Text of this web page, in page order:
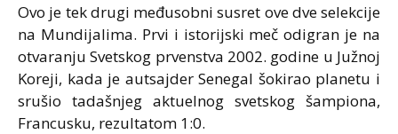
Ovo je tek drugi međusobni susret ove dve selekcije
na Mundijalima. Prvi i istorijski meč odigran je na
otvaranju Svetskog prvenstva 2002. godine u Južnoj
Koreji, kada je autsajder Senegal šokirao planetu i
srušio tadašnjeg aktuelnog svetskog šampiona,
Francusku, rezultatom 1:0.